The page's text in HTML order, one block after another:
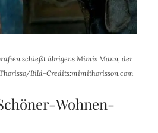
schießt übrigens Mimis Mann, der
Bild-Credits:mimithorisson.com
Wohnen-